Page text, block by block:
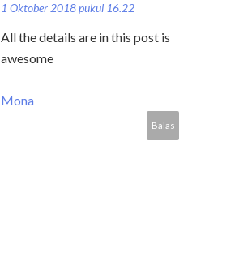
1 Oktober 2018 pukul 16.22
All the details are in this post is
awesome
Mona
Balas